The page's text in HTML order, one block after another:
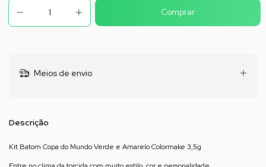
Meios de envio
Descrição
Kit Batom Copa do Mundo Verde e Amarelo Colormake 3,5g